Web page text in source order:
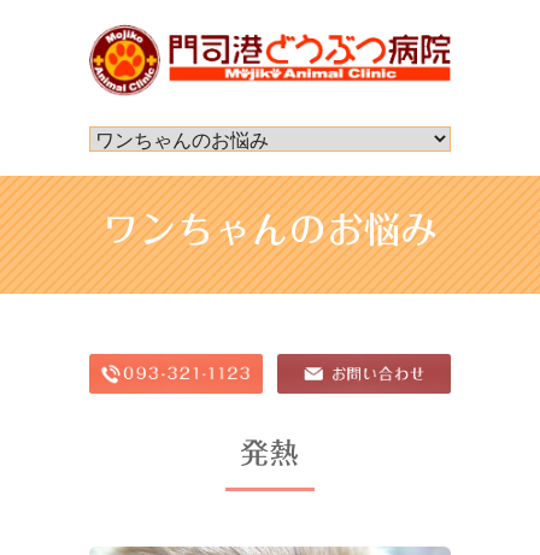
ワンちゃんのお悩み
発熱